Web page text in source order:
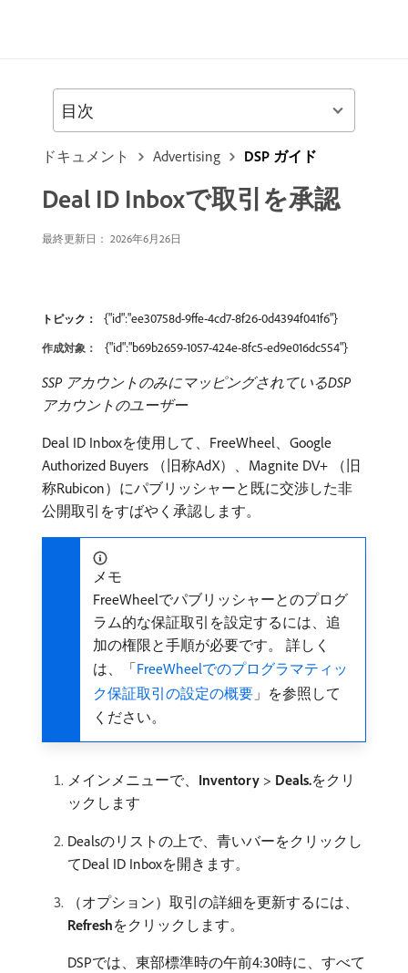
ドキュメント Advertising DSP ガイド
Deal ID Inboxで取引を承認
最終更新日： 2026年6月26日
トピック： {"id":"ee30758d-9ffe-4cd7-8f26-0d4394f041f6"}
作成対象： {"id":"b69b2659-1057-424e-8fc5-ed9e016dc554"}
SSP アカウントのみにマッピングされているDSP
アカウントのユーザー
Deal ID Inboxを使用して、FreeWheel、Google
Authorized Buyers （旧称AdX）、Magnite DV+ （旧
称Rubicon）にパブリッシャーと既に交渉した非
公開取引をすばやく承認します。
メモ
FreeWheelでパブリッシャーとのプログ
ラム的な保証取引を設定するには、追
加の権限と手順が必要です。 詳しく
は、「FreeWheelでのプログラマティッ
ク保証取引の設定の概要 」を参照して
ください。
メインメニューで、 Inventory > Deals.​をクリ
ックします
Dealsのリストの上で、青いバーをクリックし
てDeal ID Inboxを開きます。
（オプション）取引の詳細を更新するには、
Refresh​をクリックします。
DSPでは、東部標準時の午前4:30時に、すべて
目次